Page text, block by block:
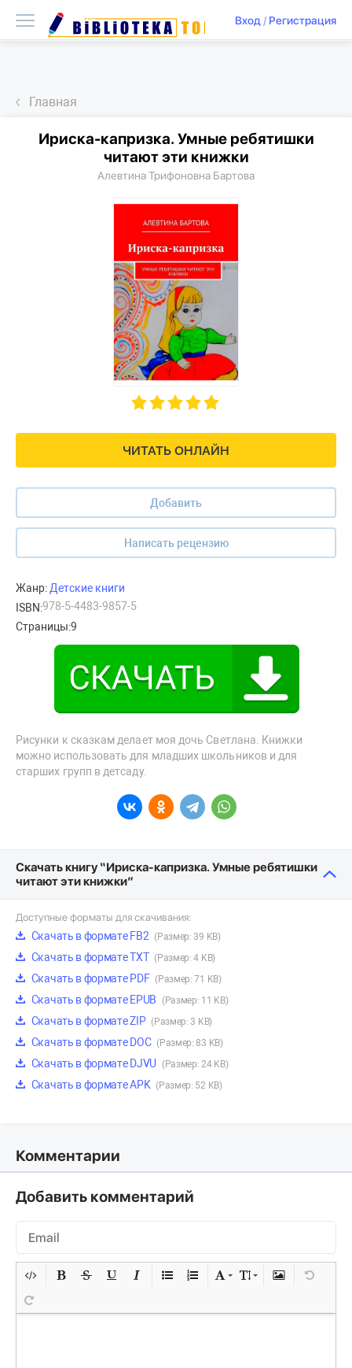
Вход/ Регистрация
Главная
ЧИТАТЬ ОНЛАЙН
Добавить
Написать рецензию
Ириска-капризка. Умные ребятишки
читают эти книжки
Алевтина Трифоновна Бартова
Жанр:Детские книги
ISBN:978-5-4483-9857-5
Страницы:9
Рисунки к сказкам делает моя дочь Светлана. Книжки
можно использовать для младших школьников и для
старших групп в детсаду.
Скачать книгу “Ириска-капризка. Умные ребятишки
читают эти книжки”
Доступные форматы для скачивания:
Скачать в формате FB2 (Размер: 39 KB)
Скачать в формате TXT (Размер: 4 KB)
Скачать в формате PDF (Размер: 71 KB)
Скачать в формате EPUB (Размер: 11 KB)
Скачать в формате ZIP (Размер: 3 KB)
Скачать в формате DOC (Размер: 83 KB)
Скачать в формате DJVU (Размер: 24 KB)
Скачать в формате APK (Размер: 52 KB)
Комментарии
Добавить комментарий